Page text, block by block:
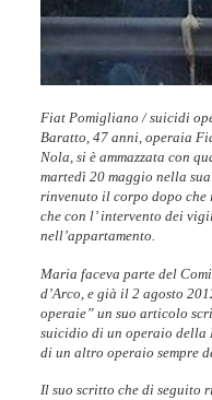
Fiat Pomigliano /suicidi
Baratto, 47 anni,operaia
Nola, si èammazzata con
martedì 20 maggio nella
rinvenuto il corpo dopo
che con l’ intervento dei
nell’appartamento.
Maria faceva parte del
d’Arco, e già il 2 agosto
operaie” un suo articolo
suicidio di un operaio della
di un altro operaio sempre
Il suo scritto che di seguito